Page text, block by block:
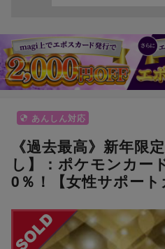
あんしん対応
《過去最高》新年限
し】：ポケモンカー
0％！【女性サポー